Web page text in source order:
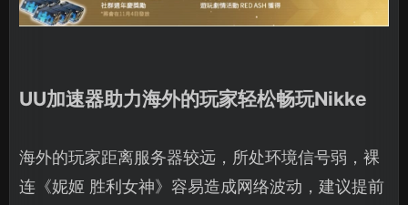
UU加速器助力海外的玩家轻松畅玩Nikke
海外的玩家距离服务器较远，所处环境信号弱，裸
连《妮姬 胜利女神》容易造成网络波动，建议提前